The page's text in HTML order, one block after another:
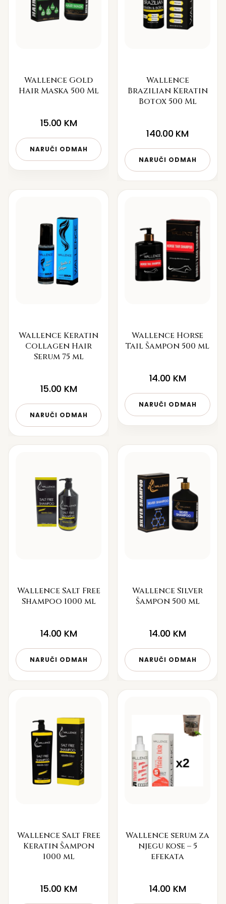
Wallence Gold
Hair Maska 500 Ml
15.00 KM
NARUČI ODMAH
Wallence
Brazilian Keratin
Botox 500 Ml
140.00 KM
NARUČI ODMAH
Wallence Keratin
Collagen Hair
Serum 75 ml
15.00 KM
NARUČI ODMAH
Wallence Horse
Tail Šampon 500 ml
14.00 KM
NARUČI ODMAH
Wallence Salt Free
Shampoo 1000 ml
14.00 KM
NARUČI ODMAH
Wallence Silver
Šampon 500 ml
14.00 KM
NARUČI ODMAH
Wallence Salt Free
Keratin Šampon
1000 ml
15.00 KM
Wallence serum za
njegu kose – 5
efekata
14.00 KM